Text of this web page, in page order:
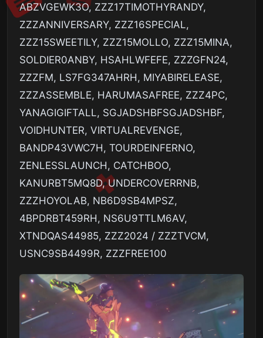
ABZVGEWK3O, ZZZ17TIMOTHYRANDY,
ZZZANNIVERSARY, ZZZ16SPECIAL,
ZZZ15SWEETILY, ZZZ15MOLLO, ZZZ15MINA,
SOLDIER0ANBY, HSAHLWFEFE, ZZZGFN24,
ZZZFM, LS7FG347AHRH, MIYABIRELEASE,
ZZZASSEMBLE, HARUMASAFREE, ZZZ4PC,
YANAGIGIFTALL, SGJADSHBFSGJADSHBF,
VOIDHUNTER, VIRTUALREVENGE,
BANDP43VWC7H, TOURDEINFERNO,
ZENLESSLAUNCH, CATCHBOO,
KANURBT5MQ8D, UNDERCOVERRNB,
ZZZHOYOLAB, NB6D9SB4MPSZ,
4BPDRBT459RH, NS6U9TTLM6AV,
XTNDQAS44985, ZZZ2024 / ZZZTVCM,
USNC9SB4499R, ZZZFREE100